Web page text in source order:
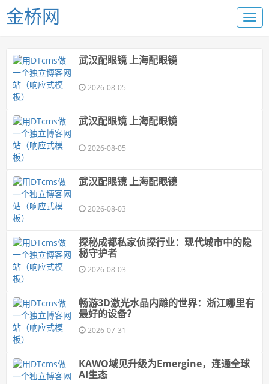
金桥网
武汉配眼镜 上海配眼镜
2026-08-05
武汉配眼镜 上海配眼镜
2026-08-05
武汉配眼镜 上海配眼镜
2026-08-03
探秘成都私家侦探行业：现代城市中的隐
秘守护者
2026-08-03
畅游3D激光水晶内雕的世界：浙江哪里有
最好的设备？
2026-07-31
KAWO域见升级为Emergine，连通全球
AI生态